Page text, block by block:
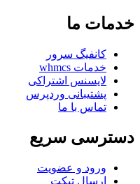
خدمات ما
کانفیگ سرور
خدمات whmcs
لایسنس اشتراکی
پشتیبانی وردپرس
تماس با ما
دسترسی سریع
ورود و عضویت
ارسال تیکت